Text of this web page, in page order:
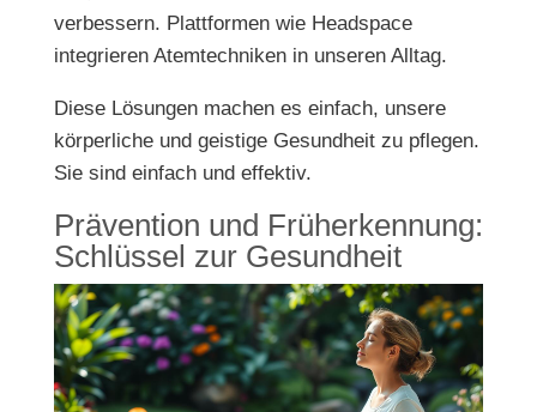
verbessern. Plattformen wie Headspace
integrieren Atemtechniken in unseren Alltag.
Diese Lösungen machen es einfach, unsere
körperliche und geistige Gesundheit zu pflegen.
Sie sind einfach und effektiv.
Prävention und Früherkennung:
Schlüssel zur Gesundheit